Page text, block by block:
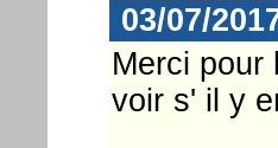
03/07/
Merci pour
voir s' il y